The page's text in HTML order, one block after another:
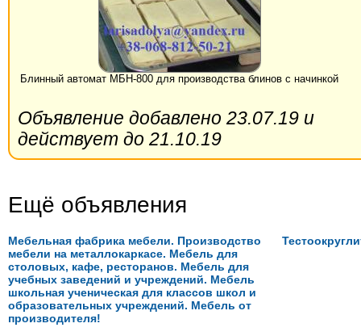
Блинный автомат МБН-800 для производства блинов с начинкой
Объявление добавлено 23.07.19 и
действует до 21.10.19
Ещё объявления
Мебельная фабрика мебели. Производство
мебели на металлокаркасе. Мебель для
столовых, кафе, ресторанов. Мебель для
учебных заведений и учреждений. Мебель
школьная ученическая для классов школ и
образовательных учреждений. Мебель от
производителя!